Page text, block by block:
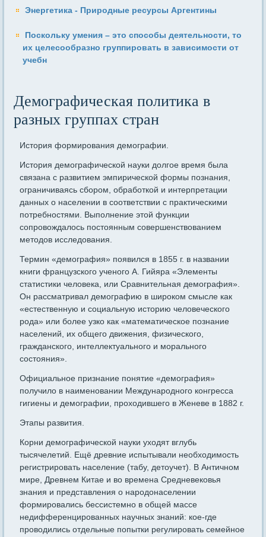
Энергетика - Природные ресурсы Аргентины
Поскольку умения – это способы деятельности, то
их целесообразно группировать в зависимости от
учебн
Демографическая политика в
разных группах стран
История формирования демографии.
История демографической науки долгое время была
связана с развитием эмпирической формы познания,
ограничиваясь сбором, обработкой и интерпретации
данных о населении в соответствии с практическими
потребностями. Выполнение этой функции
сопровождалось постоянным совершенствованием
методов исследования.
Термин «демография» появился в 1855 г. в названии
книги французского ученого А. Гийяра «Элементы
статистики человека, или Сравнительная демография».
Он рассматривал демографию в широком смысле как
«естественную и социальную историю человеческого
рода» или более узко как «математическое познание
населений, их общего движения, физического,
гражданского, интеллектуального и морального
состояния».
Официальное признание понятие «демография»
получило в наименовании Международного конгресса
гигиены и демографии, проходившего в Женеве в 1882 г.
Этапы развития.
Корни демографической науки уходят вглубь
тысячелетий. Ещё древние испытывали необходимость
регистрировать население (табу, детоучет). В Античном
мире, Древнем Китае и во времена Средневековья
знания и представления о народонаселении
формировались бессистемно в общей массе
недифференцированных научных знаний: кое-где
проводились отдельные попытки регулировать семейное